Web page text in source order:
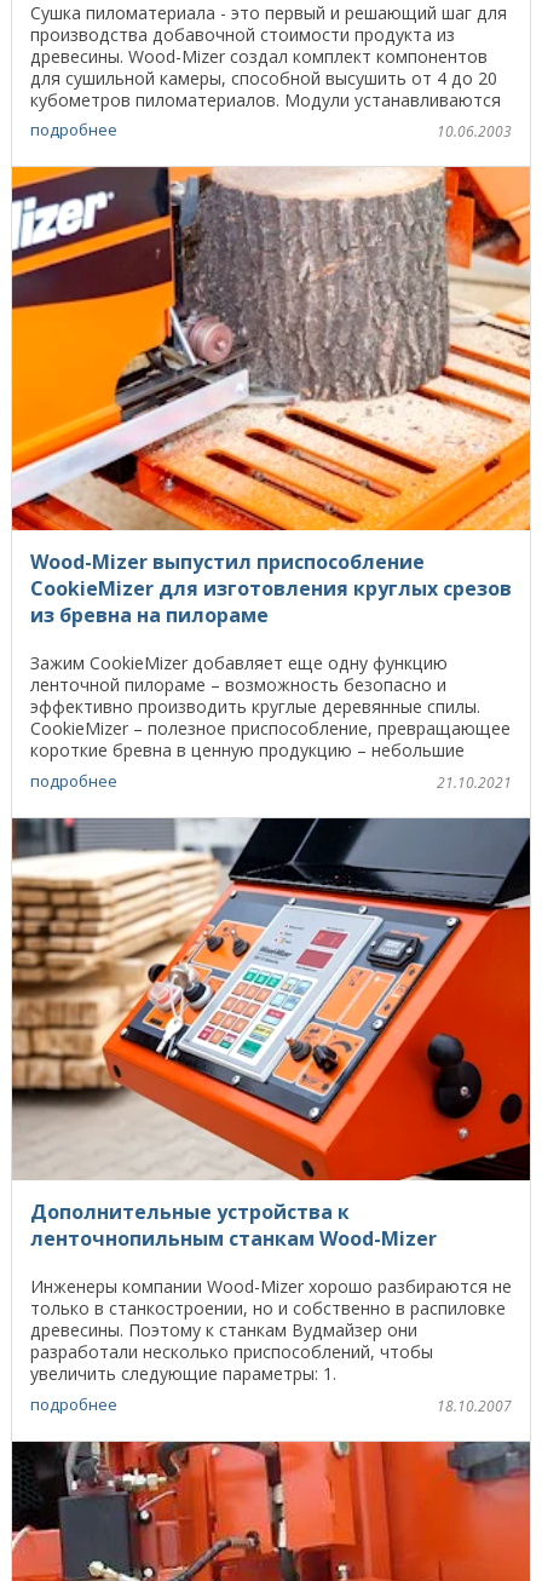
Сушка пиломатериала - это первый и решающий шаг для
производства добавочной стоимости продукта из
древесины. Wood-Mizer создал комплект компонентов
для сушильной камеры, способной высушить от 4 до 20
кубометров пиломатериалов. Модули устанавливаются
подробнее 10.06.2003
Wood-Mizer выпустил приспособление
CookieMizer для изготовления круглых срезов
из бревна на пилораме
Зажим CookieMizer добавляет еще одну функцию
ленточной пилораме – возможность безопасно и
эффективно производить круглые деревянные спилы.
CookieMizer – полезное приспособление, превращающее
короткие бревна в ценную продукцию – небольшие
столешницы, ...
подробнее 21.10.2021
Дополнительные устройства к
ленточнопильным станкам Wood-Mizer
Инженеры компании Wood-Mizer хорошо разбираются не
только в станкостроении, но и собственно в распиловке
древесины. Поэтому к станкам Вудмайзер они
разработали несколько приспособлений, чтобы
увеличить следующие параметры: 1.
Производительность ...
подробнее 18.10.2007